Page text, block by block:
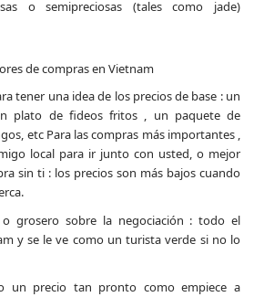
o semipreciosas (tales como jade)
de compras en Vietnam
tener una idea de los precios de base : un
plato de fideos fritos , un paquete de
etc Para las compras más importantes ,
local para ir junto con usted, o mejor
sin ti : los precios son más bajos cuando
grosero sobre la negociación : todo el
y se le ve como un turista verde si no lo
un precio tan pronto como empiece a